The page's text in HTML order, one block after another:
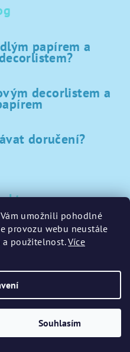
umožnili pohodlné
provozu webu neustále
a použitelnost.Více
Souhlasím
papírem a
decorlistem a
doručení?
cookies
Shoptet